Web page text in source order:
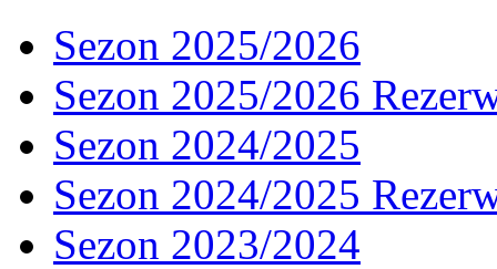
Sezon 2025/2026
Sezon 2025/2026
Sezon 2024/2025
Sezon 2024/2025
Sezon 2023/2024